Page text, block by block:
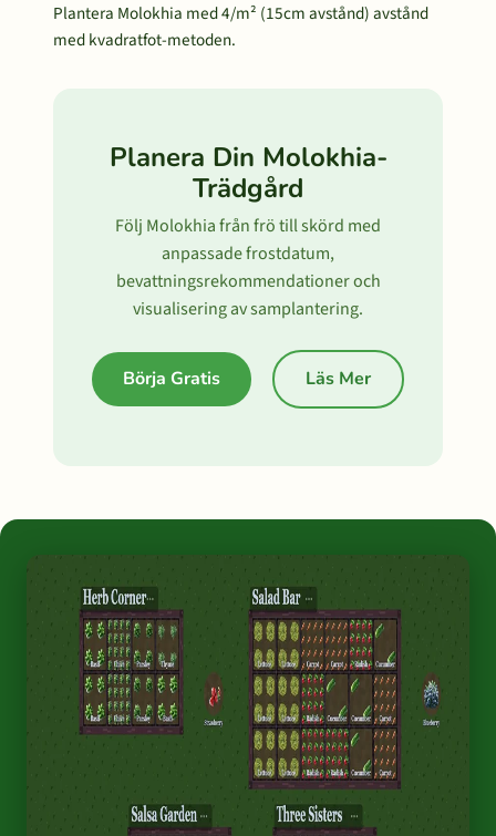
Plantera Molokhia med 4/m² (15cm avstånd) avstånd
med kvadratfot-metoden.
Planera Din Molokhia-
Trädgård
Följ Molokhia från frö till skörd med
anpassade frostdatum,
bevattningsrekommendationer och
visualisering av samplantering.
Börja Gratis Läs Mer